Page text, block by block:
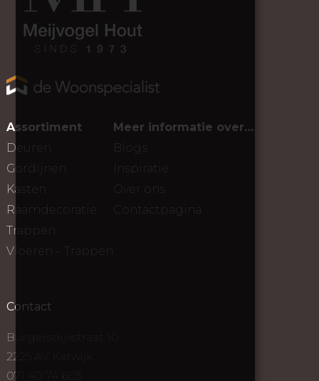
Assortiment
Deuren
Gordijnen
Kasten
Raamdecoratie
Trappen
Vloeren – Trappen
Meer informatie over…
Blogs
Inspiratie
Over ons
Contactpagina
Contact
Burgersdijkstraat 10
2225 AV Katwijk
071 40 74 605